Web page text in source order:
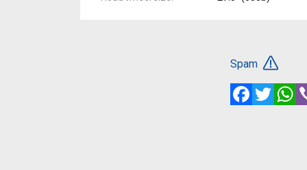
Spam
FacebookTwitter